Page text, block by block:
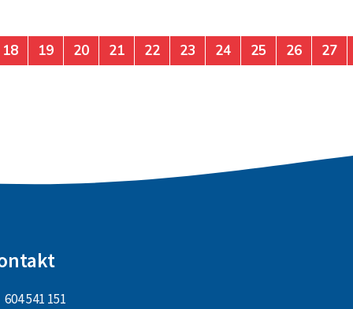
18 19 20 21 22 23 24 25 26 27
604 541 151